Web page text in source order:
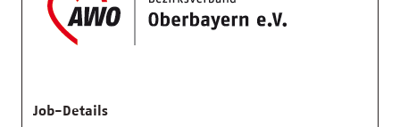
Job-Details